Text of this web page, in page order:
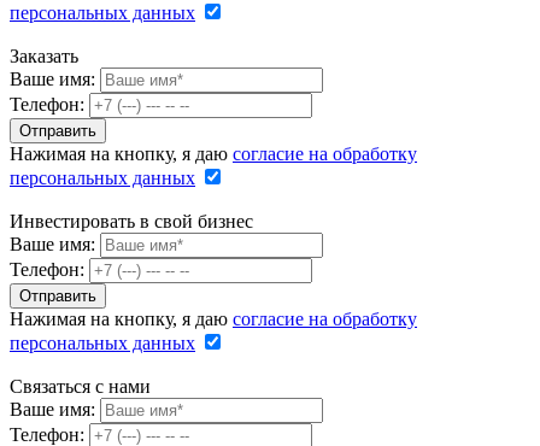
персональных данных
Заказать
Ваше имя:
Телефон:
Нажимая на кнопку, я даю согласие на обработку
персональных данных
Инвестировать в свой бизнес
Ваше имя:
Телефон:
Нажимая на кнопку, я даю согласие на обработку
персональных данных
Связаться с нами
Ваше имя:
Телефон: